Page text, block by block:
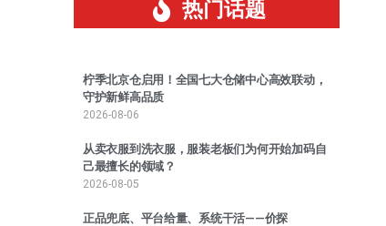
热门话题
柠季北京仓启用！全国七大仓储中心高效联动，
守护新鲜高品质
2026-08-06
从卖衣服到洗衣服，服装老板们为何开始加码自
己最擅长的领域？
2026-08-05
正品兜底、平台给量、系统干活——价探